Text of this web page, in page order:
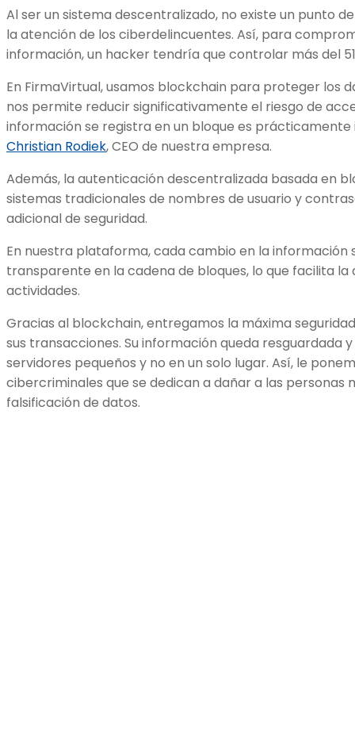
Al ser un sistema descentralizado, no existe un punto
la atención de los ciberdelincuentes. Así, para
información, un hacker tendría que controlar más del
En FirmaVirtual, usamos blockchain para proteger los
nos permite reducir significativamente el riesgo de
información se registra en un bloque es
Christian Rodiek, CEO de nuestra empresa.
Además, la autenticación descentralizada basada en
sistemas tradicionales de nombres de usuario y
adicional de seguridad.
En nuestra plataforma, cada cambio en la información
transparente en la cadena de bloques, lo que facilita
actividades.
Gracias al blockchain, entregamos la máxima
sus transacciones. Su información queda resguardada
servidores pequeños y no en un solo lugar. Así, le
cibercriminales que se dedican a dañar a las personas
falsificación de datos.